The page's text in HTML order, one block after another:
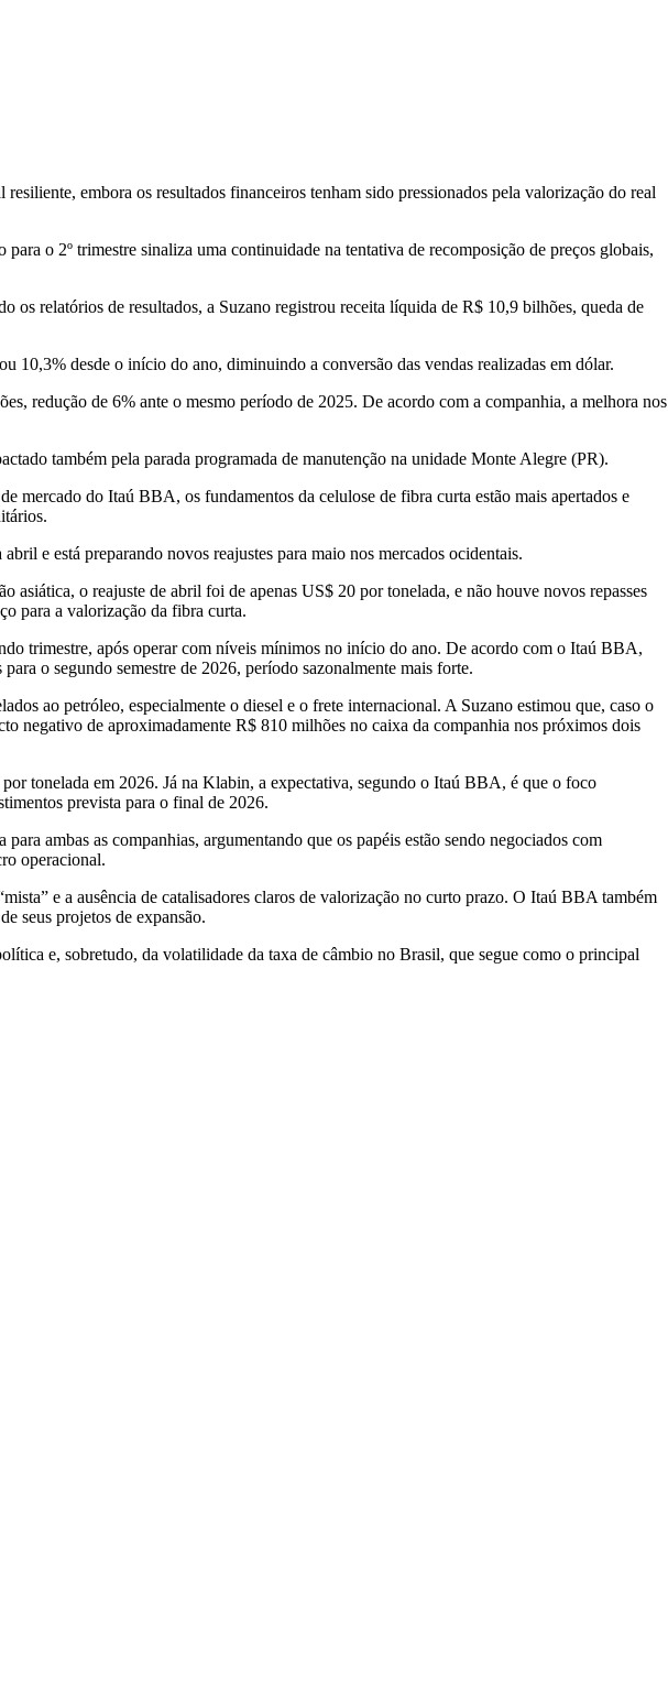
embora os resultados financeiros tenham sido pressionados pela valorização do real
o 2º trimestre sinaliza uma continuidade na tentativa de recomposição de preços globais,
relatórios de resultados, a Suzano registrou receita líquida de R$ 10,9 bilhões, queda de
10,3% desde o início do ano, diminuindo a conversão das vendas realizadas em dólar.
redução de 6% ante o mesmo período de 2025. De acordo com a companhia, a melhora nos
também pela parada programada de manutenção na unidade Monte Alegre (PR).
mercado do Itaú BBA, os fundamentos da celulose de fibra curta estão mais apertados e
e está preparando novos reajustes para maio nos mercados ocidentais.
o reajuste de abril foi de apenas US$ 20 por tonelada, e não houve novos repasses
para a valorização da fibra curta.
trimestre, após operar com níveis mínimos no início do ano. De acordo com o Itaú BBA,
o segundo semestre de 2026, período sazonalmente mais forte.
ao petróleo, especialmente o diesel e o frete internacional. A Suzano estimou que, caso o
negativo de aproximadamente R$ 810 milhões no caixa da companhia nos próximos dois
tonelada em 2026. Já na Klabin, a expectativa, segundo o Itaú BBA, é que o foco
prevista para o final de 2026.
ambas as companhias, argumentando que os papéis estão sendo negociados com
operacional.
e a ausência de catalisadores claros de valorização no curto prazo. O Itaú BBA também
seus projetos de expansão.
e, sobretudo, da volatilidade da taxa de câmbio no Brasil, que segue como o principal